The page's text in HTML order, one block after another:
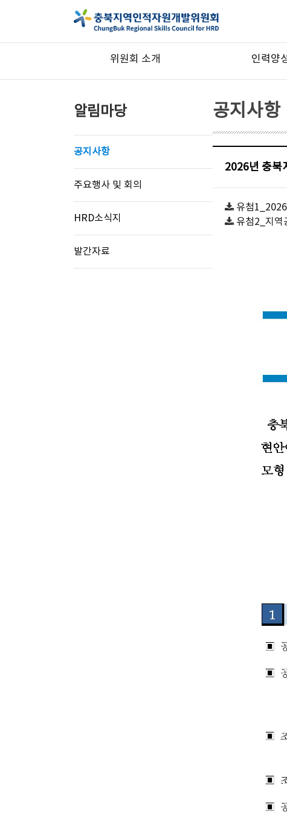
위원회 소개 인력양
알림마당
공지사항
주요행사 및 회의
HRD소식지
발간자료
공지사항
2026년 충북
유첨
유첨2_지